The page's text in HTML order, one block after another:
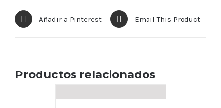
Añadir a Pinterest Email This Product
Productos relacionados